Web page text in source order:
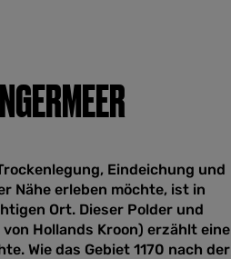
Eindeichung und
Nähe erleben möchte, ist in
Ort. Dieser Polder und
Hollands Kroon) erzählt eine
Wie das Gebiet 1170 nach der